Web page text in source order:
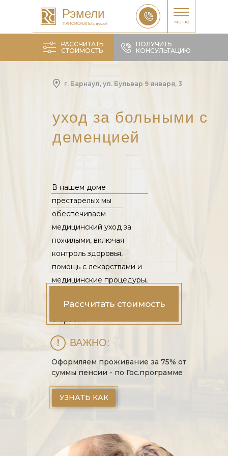
МЕНЮ
Рэмели
ПАНСИОНАТЫ с душой
РАССЧИТАТЬ
СТОИМОСТЬ
ПОЛУЧИТЬ
КОНСУЛЬТАЦИЮ
уход за больными с
деменцией
В нашем доме
престарелых мы
обеспечиваем
медицинский уход за
пожилыми, включая
контроль здоровья,
помощь с лекарствами и
медицинские процедуры,
условия для достойной
старости.
Рассчитать стоимость
г. Барнаул, ул. Бульвар 9 января, 3
Оформляем проживание за 75% от
суммы пенсии - по Гос.программе
ВАЖНО:
УЗНАТЬ КАК
!